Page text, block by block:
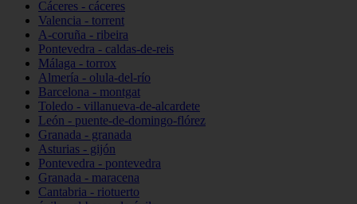
Cáceres - cáceres
Valencia - torrent
A-coruña - ribeira
Pontevedra - caldas-de-reis
Málaga - torrox
Almería - olula-del-río
Barcelona - montgat
Toledo - villanueva-de-alcardete
León - puente-de-domingo-flórez
Granada - granada
Asturias - gijón
Pontevedra - pontevedra
Granada - maracena
Cantabria - riotuerto